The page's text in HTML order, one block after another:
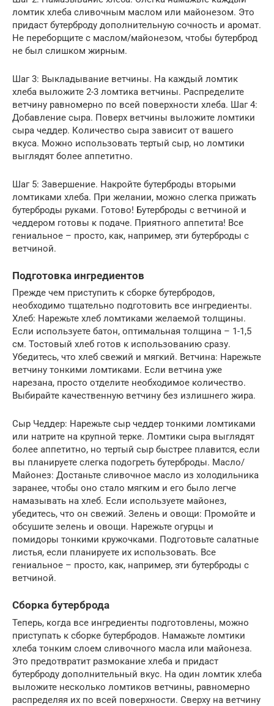
ломтик хлеба сливочным маслом или майонезом. Это
придаст бутерброду дополнительную сочность и аромат.
Не переборщите с маслом/майонезом, чтобы бутерброд
не был слишком жирным.
Шаг 3: Выкладывание ветчины. На каждый ломтик
хлеба выложите 2-3 ломтика ветчины. Распределите
ветчину равномерно по всей поверхности хлеба. Шаг 4:
Добавление сыра. Поверх ветчины выложите ломтики
сыра чеддер. Количество сыра зависит от вашего
вкуса. Можно использовать тертый сыр, но ломтики
выглядят более аппетитно.
Шаг 5: Завершение. Накройте бутерброды вторыми
ломтиками хлеба. При желании, можно слегка прижать
бутерброды руками. Готово! Бутерброды с ветчиной и
чеддером готовы к подаче. Приятного аппетита! Все
гениальное – просто, как, например, эти бутерброды с
ветчиной.
Подготовка ингредиентов
Прежде чем приступить к сборке бутербродов,
необходимо тщательно подготовить все ингредиенты.
Хлеб: Нарежьте хлеб ломтиками желаемой толщины.
Если используете батон, оптимальная толщина – 1-1,5
см. Тостовый хлеб готов к использованию сразу.
Убедитесь, что хлеб свежий и мягкий. Ветчина: Нарежьте
ветчину тонкими ломтиками. Если ветчина уже
нарезана, просто отделите необходимое количество.
Выбирайте качественную ветчину без излишнего жира.
Сыр Чеддер: Нарежьте сыр чеддер тонкими ломтиками
или натрите на крупной терке. Ломтики сыра выглядят
более аппетитно, но тертый сыр быстрее плавится, если
вы планируете слегка подогреть бутерброды. Масло/
Майонез: Достаньте сливочное масло из холодильника
заранее, чтобы оно стало мягким и его было легче
намазывать на хлеб. Если используете майонез,
убедитесь, что он свежий. Зелень и овощи: Промойте и
обсушите зелень и овощи. Нарежьте огурцы и
помидоры тонкими кружочками. Подготовьте салатные
листья, если планируете их использовать. Все
гениальное – просто, как, например, эти бутерброды с
ветчиной.
Сборка бутерброда
Теперь, когда все ингредиенты подготовлены, можно
приступать к сборке бутербродов. Намажьте ломтики
хлеба тонким слоем сливочного масла или майонеза.
Это предотвратит размокание хлеба и придаст
бутерброду дополнительный вкус. На один ломтик хлеба
выложите несколько ломтиков ветчины, равномерно
распределяя их по всей поверхности. Сверху на ветчину